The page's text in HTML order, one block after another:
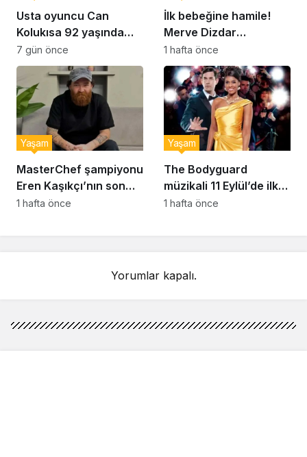
Usta oyuncu Can
Kolukısa 92 yaşında
hayatını kaybetti
7 gün önce
İlk bebeğine hamile!
Merve Dizdar
sessizliğini bozdu: ‘İsim
bulmak çok zor’
1 hafta önce
MasterChef şampiyonu
Eren Kaşıkçı’nın son
anlarındaki kahreden
Yaşam
1 hafta önce
The Bodyguard
müzikali 11 Eylül’de ilk
kez Türkiye’de
Yaşam
1 hafta önce
Yorumlar kapalı.